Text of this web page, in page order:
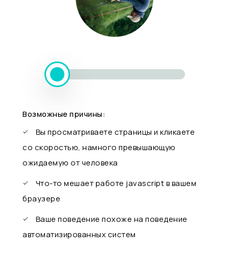
Возможные причины:
Вы просматриваете страницы и кликаете
со скоростью, намного превышающую
ожидаемую от человека
Что-то мешает работе javascript в вашем
браузере
Ваше поведение похоже на поведение
автоматизированных систем